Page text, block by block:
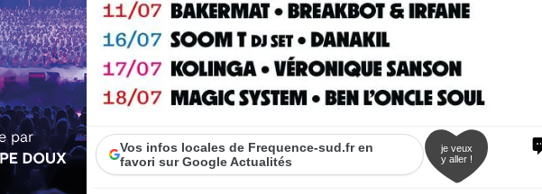
Vos infos locales de Frequence-sud.fr en
favori sur Google Actualités
je veux
y aller !